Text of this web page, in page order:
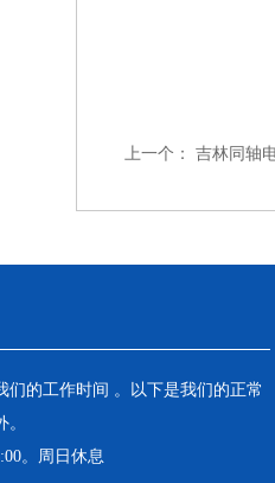
上一个： 吉林同轴
们的工作时间 。以下是我们的正常
。周日休息